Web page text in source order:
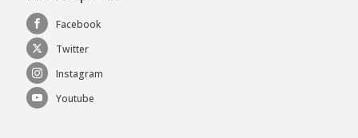
Facebook
Twitter
Instagram
Youtube